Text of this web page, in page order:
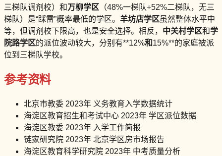
三梯队调剂校）和万柳学区 （48%一梯队+52%二梯队，无三
梯队）是“踩雷”概率最低的学区。 羊坊店学区虽然整体水平中
等，但调剂校下限高，也是安全选择。相反， 中关村学区和学
院路学区的派位波动较大，分别有**12%和15%**的家庭被派
位到三梯队学校。
参考资料
北京市教委 2023年 义务教育入学数据统计
海淀区教育招生和考试中心 2023年 学区派位数据
海淀区教委 2023年 入学工作简报
链家研究院 2023年 北京学区房市场报告
海淀区教育科学研究院 2023年 中考质量分析